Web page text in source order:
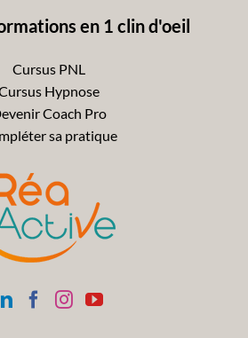
en 1 clin d'oeil
Cursus PNL
Hypnose
Coach Pro
sa pratique